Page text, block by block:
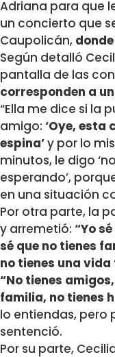
Adriana para que
un concierto que
Caupolicán,
Según detalló
pantalla de las
corresponden a
“Ella me dice si la
amigo: ‘Oye, esta
espina’y por lo
minutos, le digo
esperando’,
en una situación
Por otra parte, la
y arremetió: “Yo
sé que no tienes
no tienes una vida
“No tienes
familia, no tienes
lo entiendas, pero
sentenció.
Por su parte,